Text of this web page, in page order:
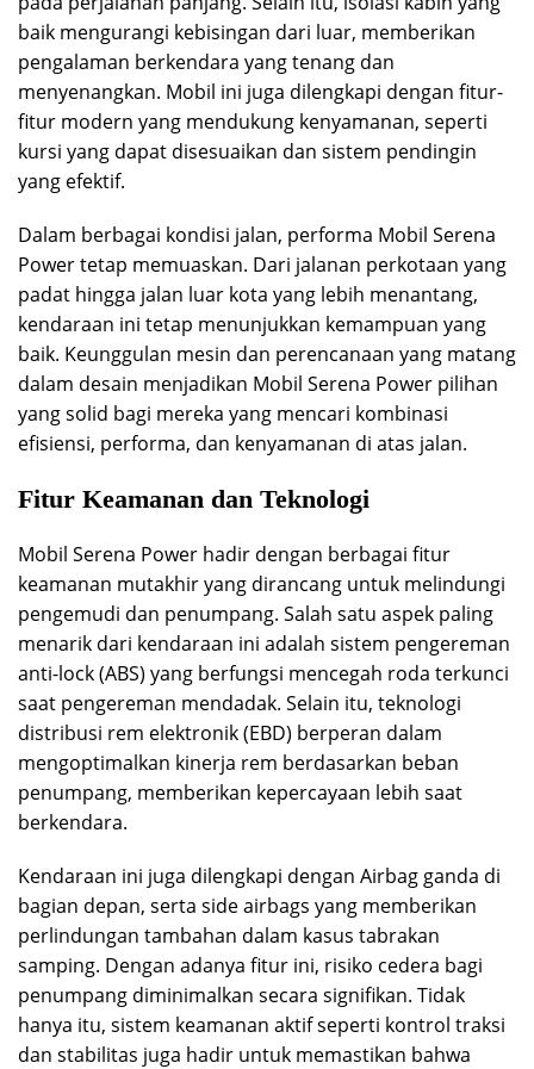
baik mengurangi kebisingan dari luar, memberikan
pengalaman berkendara yang tenang dan
menyenangkan. Mobil ini juga dilengkapi dengan fitur-
fitur modern yang mendukung kenyamanan, seperti
kursi yang dapat disesuaikan dan sistem pendingin
yang efektif.
Dalam berbagai kondisi jalan, performa Mobil Serena
Power tetap memuaskan. Dari jalanan perkotaan yang
padat hingga jalan luar kota yang lebih menantang,
kendaraan ini tetap menunjukkan kemampuan yang
baik. Keunggulan mesin dan perencanaan yang matang
dalam desain menjadikan Mobil Serena Power pilihan
yang solid bagi mereka yang mencari kombinasi
efisiensi, performa, dan kenyamanan di atas jalan.
Fitur Keamanan dan Teknologi
Mobil Serena Power hadir dengan berbagai fitur
keamanan mutakhir yang dirancang untuk melindungi
pengemudi dan penumpang. Salah satu aspek paling
menarik dari kendaraan ini adalah sistem pengereman
anti-lock (ABS) yang berfungsi mencegah roda terkunci
saat pengereman mendadak. Selain itu, teknologi
distribusi rem elektronik (EBD) berperan dalam
mengoptimalkan kinerja rem berdasarkan beban
penumpang, memberikan kepercayaan lebih saat
berkendara.
Kendaraan ini juga dilengkapi dengan Airbag ganda di
bagian depan, serta side airbags yang memberikan
perlindungan tambahan dalam kasus tabrakan
samping. Dengan adanya fitur ini, risiko cedera bagi
penumpang diminimalkan secara signifikan. Tidak
hanya itu, sistem keamanan aktif seperti kontrol traksi
dan stabilitas juga hadir untuk memastikan bahwa